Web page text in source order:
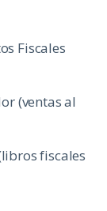
Fiscales
(ventas al
fiscales